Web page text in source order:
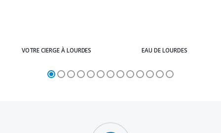
VOTRE CIERGE À LOURDES EAU DE LOURDES